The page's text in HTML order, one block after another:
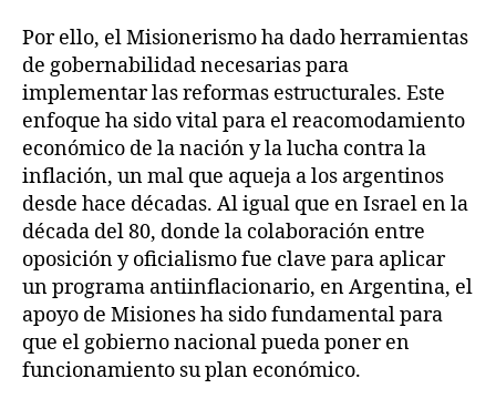
Por ello, el Misionerismo ha dado herramientas
de gobernabilidad necesarias para
implementar las reformas estructurales. Este
enfoque ha sido vital para el reacomodamiento
económico de la nación y la lucha contra la
inflación, un mal que aqueja a los argentinos
desde hace décadas. Al igual que en Israel en la
década del 80, donde la colaboración entre
oposición y oficialismo fue clave para aplicar
un programa antiinflacionario, en Argentina, el
apoyo de Misiones ha sido fundamental para
que el gobierno nacional pueda poner en
funcionamiento su plan económico.